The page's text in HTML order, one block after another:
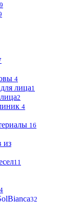
9
4
лица1
2
4
16
из
11
4
32